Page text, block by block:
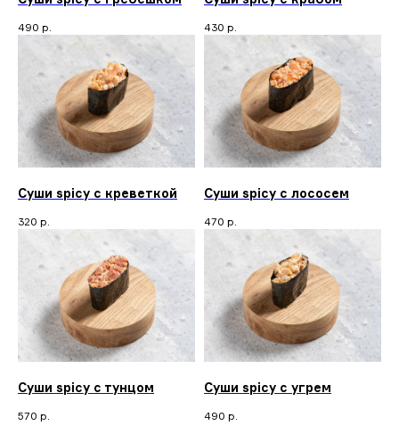
490 р. 430 р.
Суши spicy с креветкой
320 р.
Суши spicy с лососем
470 р.
Суши spicy с тунцом
570 р.
Суши spicy c угрем
490 р.